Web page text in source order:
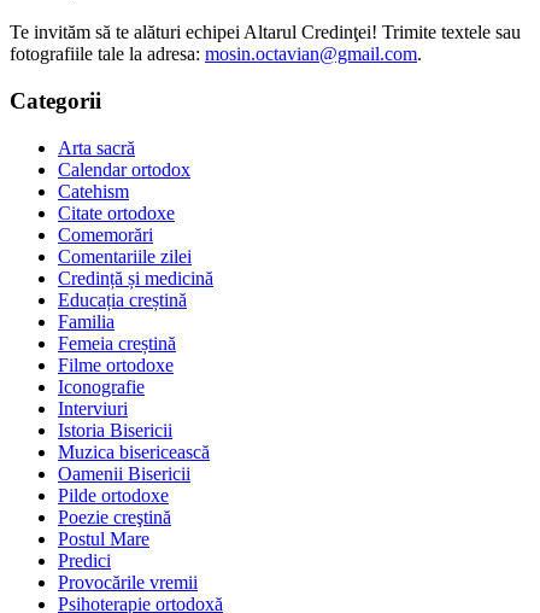
Te invităm să te alături echipei Altarul Credinţei! Trimite textele sau
fotografiile tale la adresa: mosin.octavian@gmail.com.
Categorii
Arta sacră
Calendar ortodox
Catehism
Citate ortodoxe
Comemorări
Comentariile zilei
Credință și medicină
Educația creștină
Familia
Femeia creștină
Filme ortodoxe
Iconografie
Interviuri
Istoria Bisericii
Muzica bisericească
Oamenii Bisericii
Pilde ortodoxe
Poezie creştină
Postul Mare
Predici
Provocările vremii
Psihoterapie ortodoxă